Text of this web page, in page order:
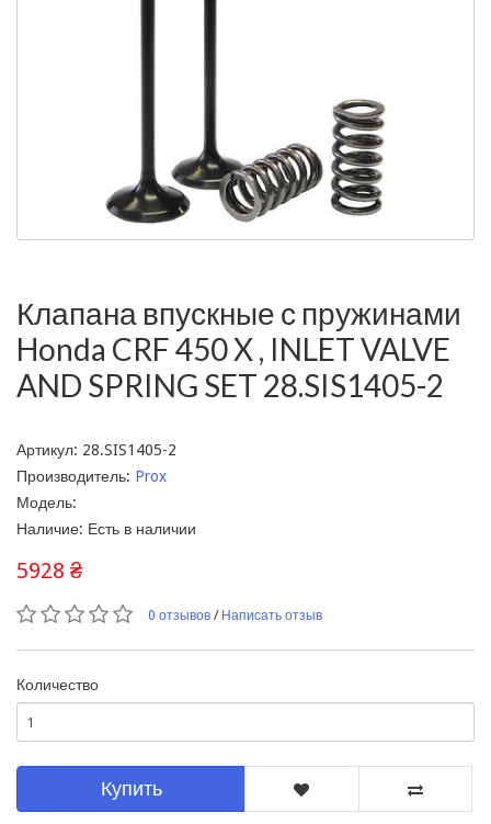
Клапана впускные с пружинами
Honda CRF 450 X , INLET VALVE
AND SPRING SET 28.SIS1405-2
Артикул: 28.SIS1405-2
Производитель: Prox
Модель:
Наличие: Есть в наличии
5928 ₴
0 отзывов / Написать отзыв
Количество
Купить